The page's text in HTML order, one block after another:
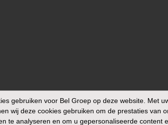
gebruiken voor Bel Groep op deze website. Met
wij deze cookies gebruiken om de prestaties van
te analyseren en om u gepersonaliseerde content